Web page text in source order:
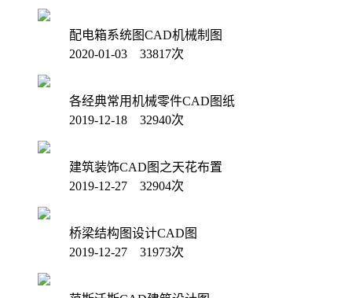
配电箱系统图CAD机械制图
2020-01-03 33817次
各经典常用机械零件CAD图纸
2019-12-18 32940次
建筑装饰CAD图之天花布置
2019-12-27 32904次
桥梁结构图设计CAD图
2019-12-27 31973次